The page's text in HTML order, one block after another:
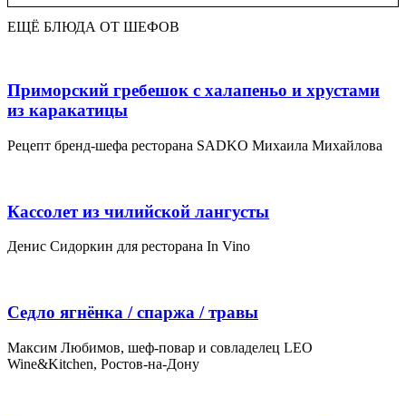
ЕЩЁ БЛЮДА ОТ ШЕФОВ
Приморский гребешок с халапеньо и хрустами
из каракатицы
Рецепт бренд-шефа ресторана SADKO Михаила Михайлова
Кассолет из чилийской лангусты
Денис Сидоркин для ресторана In Vino
Седло ягнёнка / спаржа / травы
Максим Любимов, шеф-повар и совладелец LEO
Wine&Kitchen, Ростов-на-Дону